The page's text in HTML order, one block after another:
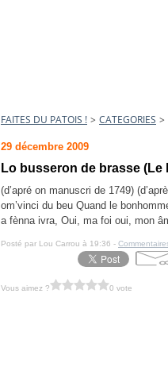
FAITES DU PATOIS ! > CATEGORIES >
29 décembre 2009
Lo busseron de brasse
(d’apré on manuscri de 1749)
om’vinci du beu Quand le
a fènna ivra, Oui, ma foi oui, mon
Posté par Lou Carrou à 19:36 -
Vous aimez ? 0 vote